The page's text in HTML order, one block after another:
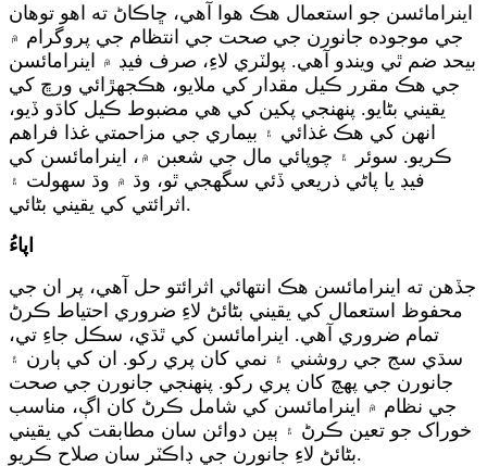
اينرامائسن جو استعمال هڪ هوا آهي، ڇاڪاڻ ته اهو توهان
جي موجوده جانورن جي صحت جي انتظام جي پروگرام ۾
بيحد ضم ٿي ويندو آهي. پولٽري لاءِ، صرف فيڊ ۾ اينرامائسن
جي هڪ مقرر ڪيل مقدار کي ملايو، هڪجهڙائي ورڇ کي
يقيني بڻايو. پنهنجي پکين کي هي مضبوط ڪيل کاڌو ڏيو،
انهن کي هڪ غذائي ۽ بيماري جي مزاحمتي غذا فراهم
ڪريو. سوئر ۽ چوپائي مال جي شعبن ۾، اينرامائسن کي
فيڊ يا پاڻي ذريعي ڏئي سگهجي ٿو، وڌ ۾ وڌ سهولت ۽
اثرائتي کي يقيني بڻائي.
اپاءُ
جڏهن ته اينرامائسن هڪ انتهائي اثرائتو حل آهي، پر ان جي
محفوظ استعمال کي يقيني بڻائڻ لاءِ ضروري احتياط ڪرڻ
تمام ضروري آهي. اينرامائسن کي ٿڌي، سڪل جاءِ تي،
سڌي سج جي روشني ۽ نمي کان پري رکو. ان کي ٻارن ۽
جانورن جي پهچ کان پري رکو. پنهنجي جانورن جي صحت
جي نظام ۾ اينرامائسن کي شامل ڪرڻ کان اڳ، مناسب
خوراک جو تعين ڪرڻ ۽ ٻين دوائن سان مطابقت کي يقيني
بڻائڻ لاءِ جانورن جي ڊاڪٽر سان صلاح ڪريو.